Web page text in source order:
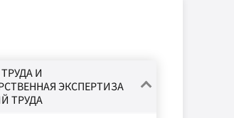
И
ЭКСПЕРТИЗА
ТРУДА